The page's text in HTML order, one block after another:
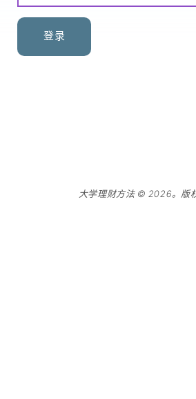
大学理财方法 © 2026。版